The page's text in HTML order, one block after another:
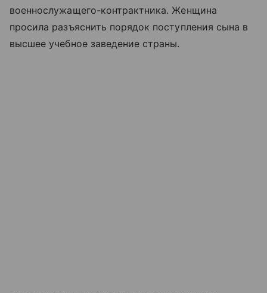
военнослужащего-контрактника. Женщина
просила разъяснить порядок поступления сына в
высшее учебное заведение страны.